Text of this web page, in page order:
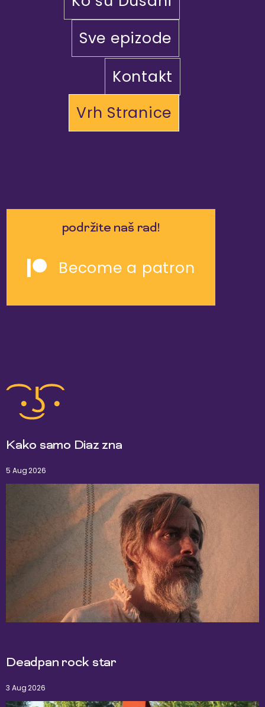
Sve epizode
Kontakt
Vrh Stranice
podržite naš rad!
Become a patron
Kako samo Diaz zna
5 Aug 2026
Deadpan rock star
3 Aug 2026